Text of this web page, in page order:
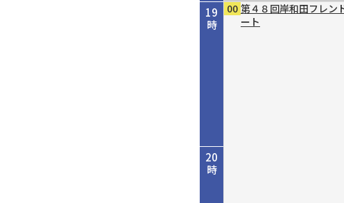
19
時
20
時
00 第４８回岸和田フレン
ート